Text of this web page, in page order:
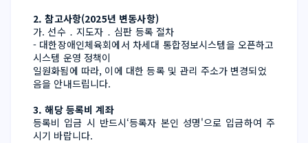
2. 참고사항(2025년 변동사항)
가. 선수 ․ 지도자 ․ 심판 등록 절차
- 대한장애인체육회에서 차세대 통합정보시스템을 오픈하고
시스템 운영 정책이
일원화됨에 따라, 이에 대한 등록 및 관리 주소가 변경되었
음을 안내드립니다.
3. 해당 등록비 계좌
등록비 입금 시 반드시‘등록자 본인 성명'으로 입금하여 주
시기 바랍니다.